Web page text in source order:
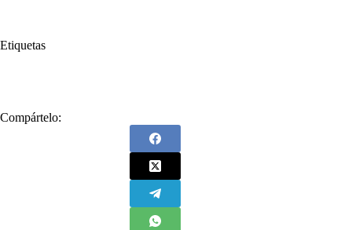
Etiquetas
Compártelo: